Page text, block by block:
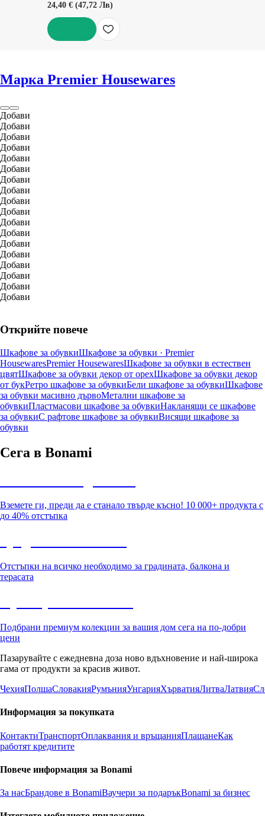
24,40 € (47,72 Лв)
Марка Premier Housewares
Добави
Добави
Добави
Добави
Добави
Добави
Добави
Добави
Добави
Добави
Добави
Добави
Добави
Добави
Добави
Добави
Добави
Добави
Открийте повече
Шкафове за обувкиШкафове за обувки · Premier
HousewaresPremier HousewaresШкафове за обувки в естествен
цвятШкафове за обувки декор от орехШкафове за обувки декор
от букРетро шкафове за обувкиБели шкафове за обувкиШкафове
за обувки масивно дървоМетални шкафове за
обувкиПластмасови шкафове за обувкиНакланящи се шкафове
за обувкиС рафтове шкафове за обувкиВисящи шкафове за
обувки
Сега в Bonami
Вземете ги, преди да е станало твърде късно! 10 000+ продукта с
до 40% отстъпка
Отстъпки на всичко необходимо за градината, балкона и
терасата
Подбрани премиум колекции за вашия дом сега на по-добри
цени
Пазарувайте с ежедневна доза ново вдъхновение и най-широка
гама от продукти за красив живот.
ЧехияПолшаСловакияРумънияУнгарияХърватияЛитваЛатвия
Информация за покупката
КонтактиТранспортОплаквания и връщанияПлащанеКак
работят кредитите
Повече информация за Bonami
За насБрандове в BonamiВаучери за подаръкBonami за бизнес